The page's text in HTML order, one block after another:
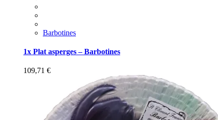
Barbotines
1x Plat asperges – Barbotines
109,71 €